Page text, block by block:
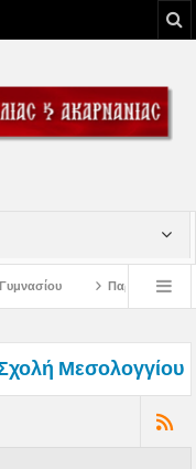
πρώτης εβδομάδος
Μεσολογγίου